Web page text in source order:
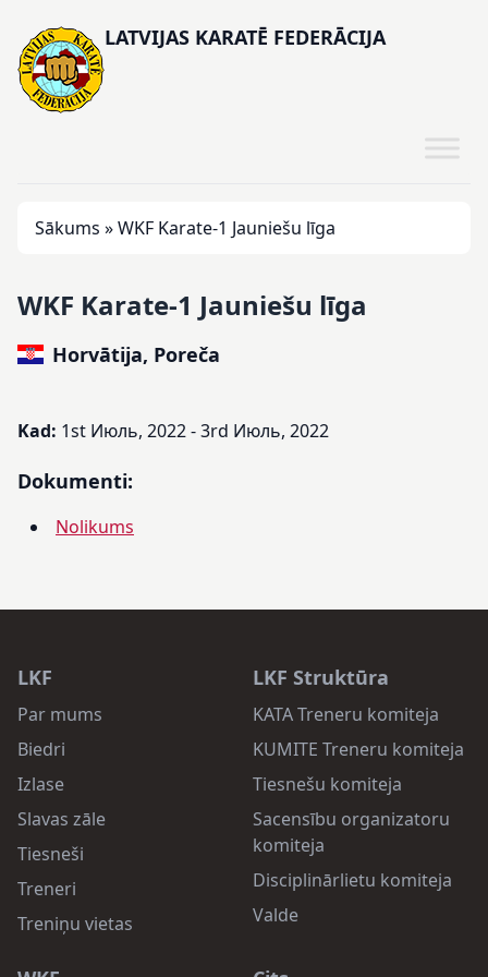
LATVIJAS KARATĒ FEDERĀCIJA
Sākums »WKF Karate-1 Jauniešu līga
WKF Karate-1 Jauniešu līga
Horvātija, Poreča
Kad: 1st Июль, 2022 - 3rd Июль, 2022
Dokumenti:
Nolikums
LKF
Par mums
Biedri
Izlase
Slavas zāle
Tiesneši
Treneri
Treniņu vietas
LKF Struktūra
KATA Treneru komiteja
KUMITE Treneru komiteja
Tiesnešu komiteja
Sacensību organizatoru
komiteja
Disciplinārlietu komiteja
Valde